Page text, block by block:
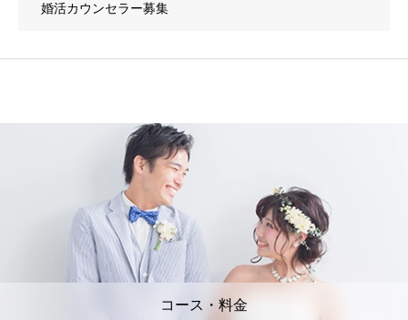
婚活カウンセラー募集
コース・料金